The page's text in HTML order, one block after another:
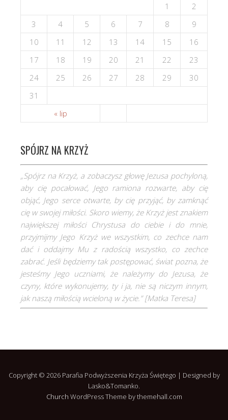
« lip
1
2
3
4 5 6 7 8
9
10
11 12 13 14 15
16
17
18 19 20 21 22
23
24
25 26 27 28 29
30
31
SPÓJRZ NA KRZYŻ
„Spójrz na Krzyż, a zobaczysz głowę Jezusa pochyloną,
aby cię pocałować, Jego ramiona rozwarte, aby cię
objąć, Jego serce otwarte, by cię przyjąć, by zamknąć
cię w swojej miłości. Skoro wiemy, że Krzyż jest znakiem
największej miłości Chrystusa do ciebie i do mnie,
przyjmijmy Jego Krzyż we wszystkim, co zechce nam
dać i oddajmy Mu z radością wszystko, co zechce
zabrać. Jeśli będziemy tak postępować, świat pozna, że
jesteśmy Jego uczniami, że należymy do Jezusa, że
czyny, które wykonujemy, ty i ja, nie są niczym innym,
jak naszą miłością wcieloną w życie.” [Matka Teresa]
Copyright © 2026 Parafia Podwyższenia Krzyża Świętego | Designed by
Lasko&Tomanko.
Church WordPress Theme by themehall.com